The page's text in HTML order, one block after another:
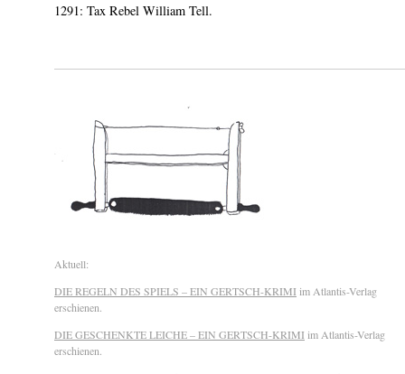
1291: Tax Rebel William Tell.
Aktuell:
DIE REGELN DES SPIELS – EIN GERTSCH-KRIMI im Atlantis-Verlag
erschienen.
DIE GESCHENKTE LEICHE – EIN GERTSCH-KRIMI im Atlantis-Verlag
erschienen.